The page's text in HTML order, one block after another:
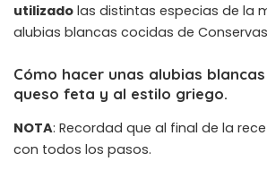
utilizado las distintas especias de la
alubias blancas cocidas de
Cómo hacer unas alubias
queso feta y al estilo griego.
NOTA: Recordad que al final de la
con todos los pasos.